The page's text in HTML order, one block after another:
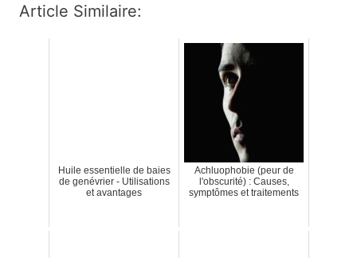
Article Similaire:
Huile essentielle de baies
de genévrier - Utilisations
et avantages
Achluophobie (peur de
l'obscurité) : Causes,
symptômes et traitements